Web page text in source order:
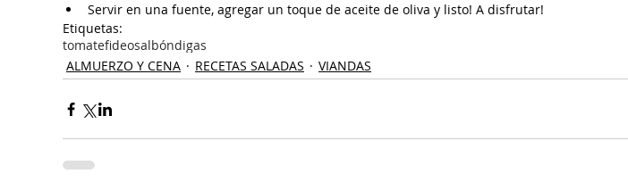
Servir en una fuente, agregar un toque de aceite de oliva y listo! A disfrutar!
Etiquetas:
tomatefideosalbóndigas
ALMUERZO Y CENA
RECETAS SALADAS VIANDAS